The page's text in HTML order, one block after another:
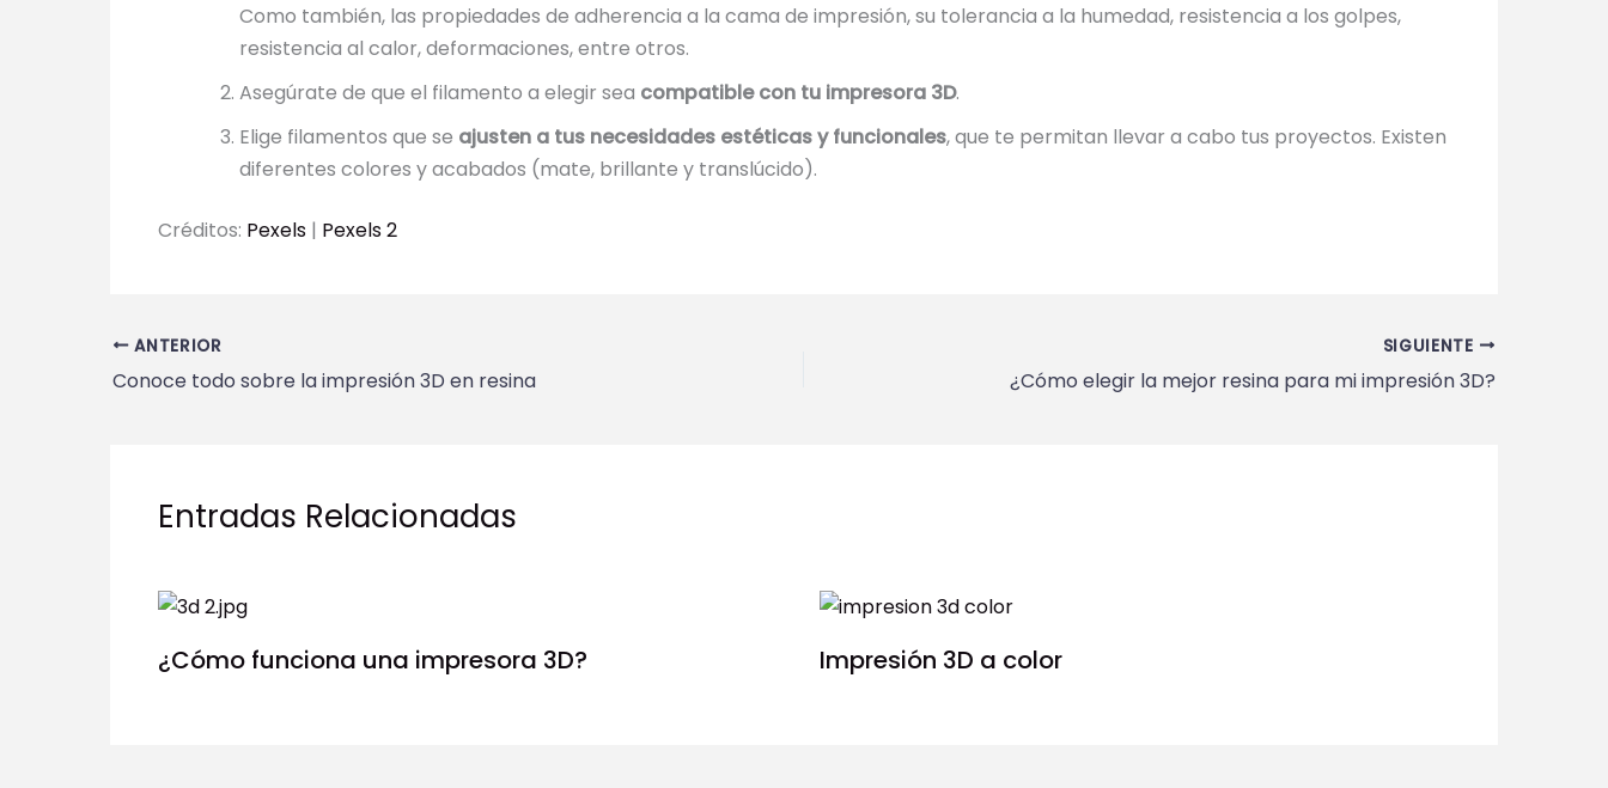
Como también, las propiedades de adherencia a la cama de impresión, su tolerancia a la humedad, resistencia a los golpes,
resistencia al calor, deformaciones, entre otros.
Asegúrate de que el filamento a elegir sea compatible con tu impresora 3D.
Elige filamentos que se ajusten a tus necesidades estéticas y funcionales, que te permitan llevar a cabo tus proyectos. Existen
diferentes colores y acabados (mate, brillante y translúcido).
Créditos: Pexels | Pexels 2
ANTERIOR
Conoce todo sobre la impresión 3D en resina
SIGUIENTE
¿Cómo elegir la mejor resina para mi impresión 3D?
Entradas Relacionadas
¿Cómo funciona una impresora 3D? Impresión 3D a color